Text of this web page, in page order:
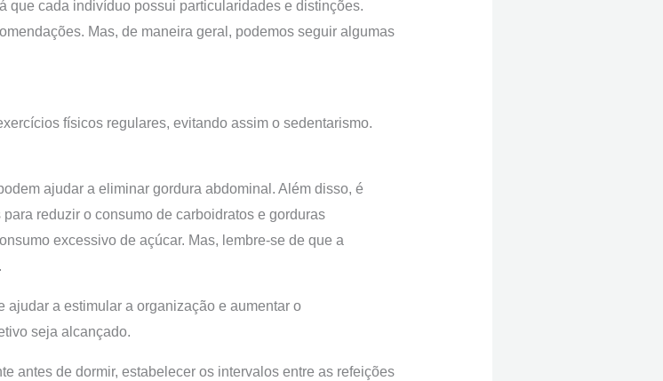
que cada indivíduo possui particularidades e distinções.
Mas, de maneira geral, podemos seguir algumas
físicos regulares, evitando assim o sedentarismo.
ajudar a eliminar gordura abdominal. Além disso, é
reduzir o consumo de carboidratos e gorduras
excessivo de açúcar. Mas, lembre-se de que a
a estimular a organização e aumentar o
seja alcançado.
antes de dormir, estabelecer os intervalos entre as refeições